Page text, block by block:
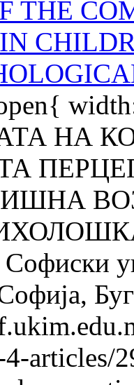
THE
НА
articles/